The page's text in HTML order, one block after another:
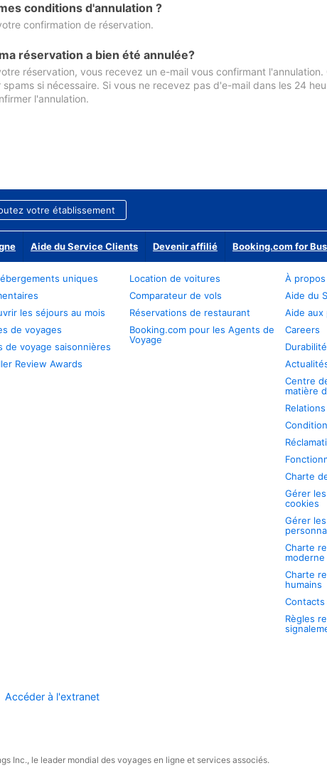
conditions d'annulation ?
confirmation de réservation.
réservation a bien été annulée?
réservation, vous recevez un e-mail vous confirmant l'annulation.
si nécessaire. Si vous ne recevez pas d'e-mail dans les 24
l'annulation.
votre établissement
Aide du Service Clients Devenir affilié Booking.com for
uniques
les séjours au mois
de voyages
de voyage saisonnières
Review Awards
Location de voitures
Comparateur de vols
Réservations de restaurant
Booking.com pour les Agents de
Voyage
À
Aide du
Aide aux
Careers
Durabilité
Centre
matière
Charte
Gérer
cookies
Gérer
Charte
moderne
Charte
humains
Règles
Accéder à l'extranet
Inc., le leader mondial des voyages en ligne et services associés.